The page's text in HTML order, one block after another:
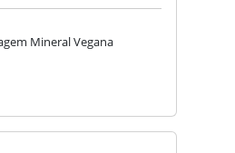
Mineral Vegana